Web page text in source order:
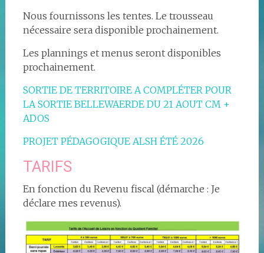
Nous fournissons les tentes. Le trousseau
nécessaire sera disponible prochainement.
Les plannings et menus seront disponibles
prochainement.
SORTIE DE TERRITOIRE A COMPLÉTER POUR
LA SORTIE BELLEWAERDE DU 21 AOUT CM +
ADOS
PROJET PÉDAGOGIQUE ALSH ÉTÉ 2026
TARIFS
En fonction du Revenu fiscal (démarche : Je
déclare mes revenus).